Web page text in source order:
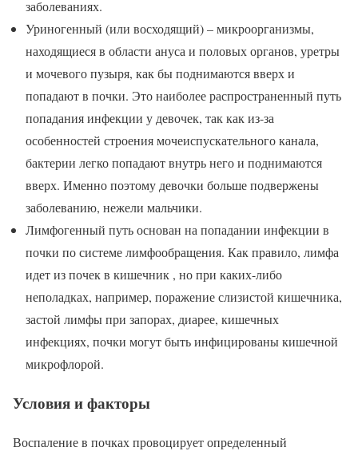
заболеваниях.
Уриногенный (или восходящий) – микроорганизмы,
находящиеся в области ануса и половых органов, уретры
и мочевого пузыря, как бы поднимаются вверх и
попадают в почки. Это наиболее распространенный путь
попадания инфекции у девочек, так как из-за
особенностей строения мочеиспускательного канала,
бактерии легко попадают внутрь него и поднимаются
вверх. Именно поэтому девочки больше подвержены
заболеванию, нежели мальчики.
Лимфогенный путь основан на попадании инфекции в
почки по системе лимфообращения. Как правило, лимфа
идет из почек в кишечник , но при каких-либо
неполадках, например, поражение слизистой кишечника,
застой лимфы при запорах, диарее, кишечных
инфекциях, почки могут быть инфицированы кишечной
микрофлорой.
Условия и факторы
Воспаление в почках провоцирует определенный